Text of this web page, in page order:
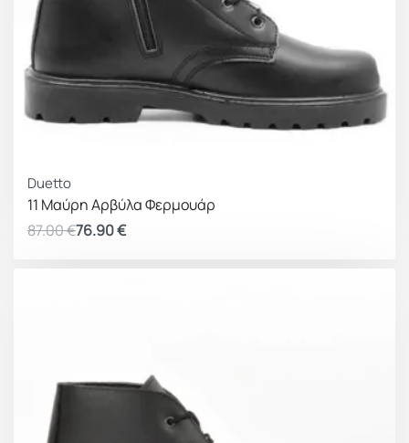
Duetto
11 Μαύρη Αρβύλα Φερμουάρ
87.00€76.90€